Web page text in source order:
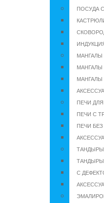
ПОСУДА
МАНГАЛЫ
МАНГАЛЫ
ПЕЧИ
ПЕЧИ С
ПЕЧИ
ТАНДЫРЫ
ТАНДЫРЫ
С